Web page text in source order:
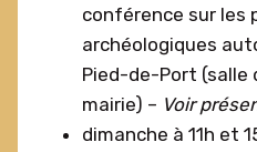
conférence sur les
archéologiques
Pied-de-Port (salle
mairie) – Voir
dimanche à 11h et